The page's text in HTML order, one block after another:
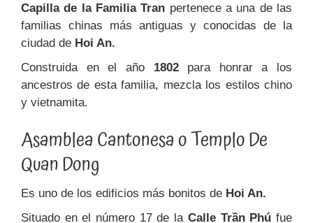
Capilla de la Familia Tran pertenece a una de las
familias chinas más antiguas y conocidas de la
ciudad de Hoi An.
Construida en el año 1802para honrar a los
ancestros de esta familia, mezcla los estilos chino
y vietnamita.
Asamblea Cantonesa o Templo De
Quan Dong
Es uno de los edificios más bonitos de Hoi An.
Situado en el número 17 de la Calle Trần Phúfue